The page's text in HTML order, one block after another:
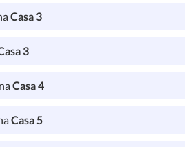
Casa 3
3
naCasa 4
Casa 5